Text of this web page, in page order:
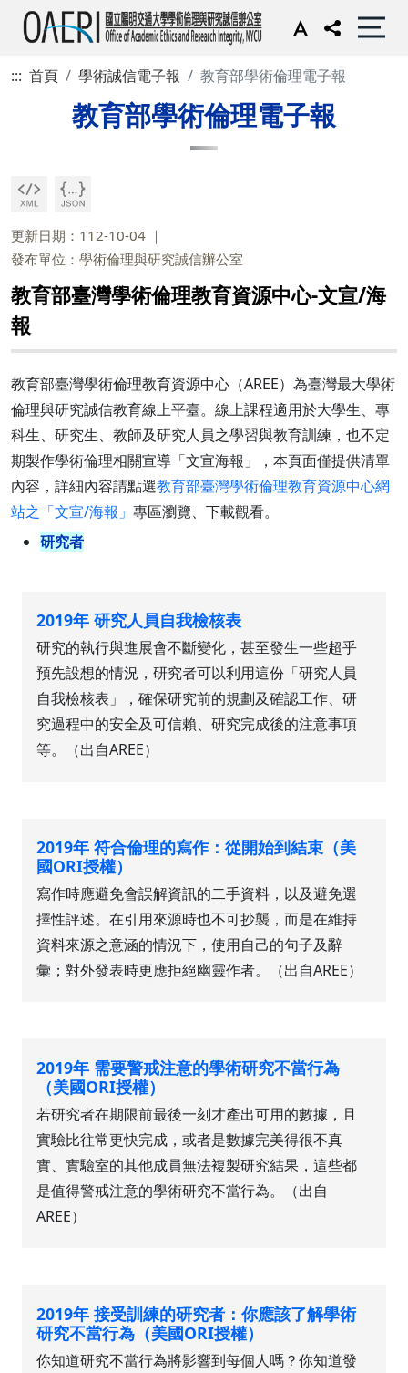
::: 首頁 學術誠信電子報 教育部學術倫理電子報
教育部學術倫理電子報
更新日期：112-10-04
發布單位：學術倫理與研究誠信辦公室
教育部臺灣學術倫理教育資源中心-文宣/海
報
教育部臺灣學術倫理教育資源中心（AREE）為臺灣最大學術
倫理與研究誠信教育線上平臺。線上課程適用於大學生、專
科生、研究生、教師及研究人員之學習與教育訓練，也不定
期製作學術倫理相關宣導「文宣海報」，本頁面僅提供清單
內容，詳細內容請點選教育部臺灣學術倫理教育資源中心網
站之「文宣/海報」 專區瀏覽、下載觀看。
研究者
2019年 研究人員自我檢核表
研究的執行與進展會不斷變化，甚至發生一些超乎
預先設想的情況，研究者可以利用這份「研究人員
自我檢核表」，確保研究前的規劃及確認工作、研
究過程中的安全及可信賴、研究完成後的注意事項
等。（出自AREE）
2019年 符合倫理的寫作：從開始到結束（美
國ORI授權）
寫作時應避免會誤解資訊的二手資料，以及避免選
擇性評述。在引用來源時也不可抄襲，而是在維持
資料來源之意涵的情況下，使用自己的句子及辭
彙；對外發表時更應拒絕幽靈作者。（出自AREE）
2019年 需要警戒注意的學術研究不當行為
（美國ORI授權）
若研究者在期限前最後一刻才產出可用的數據，且
實驗比往常更快完成，或者是數據完美得很不真
實、實驗室的其他成員無法複製研究結果，這些都
是值得警戒注意的學術研究不當行為。（出自
AREE）
2019年 接受訓練的研究者：你應該了解學術
研究不當行為（美國ORI授權）
你知道研究不當行為將影響到每個人嗎？你知道發